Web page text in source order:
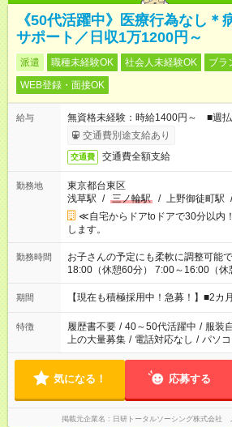
《50代活躍中》医療行為なし＊
サポート／日収1万1200円～
派遣 職種未経験OK 社会人未経験OK
ブラ
WEB登録・面接OK
給与
無資格未経験：時給1400円～ ■週
交通費別途支給あり
交通費 交通費全額支給
勤務地
東京都台東区
浅草駅 / 三ノ輪駅 / 上野御徒町駅
≪自宅からドアtoドアで30分以内
します。
勤務時間
お子さんの予定にも柔軟に調整可能です。 シフト例
18:00（休憩60分） 7:00～16:00（休
19:00（休憩60分） ※Wワーク希望の方へ 今ご覧のお仕事で希
望する勤務時間と、もう1つのお仕事
期間 【現在も積極採用中！急募！】■2カ
特徴 履歴書不要 / 40～50代活躍中 / 服装
上の大量募集 / 電話対応なし / パソ
気になる！ 応募する
掲載元企業名 日研トータルソーシング株式会社